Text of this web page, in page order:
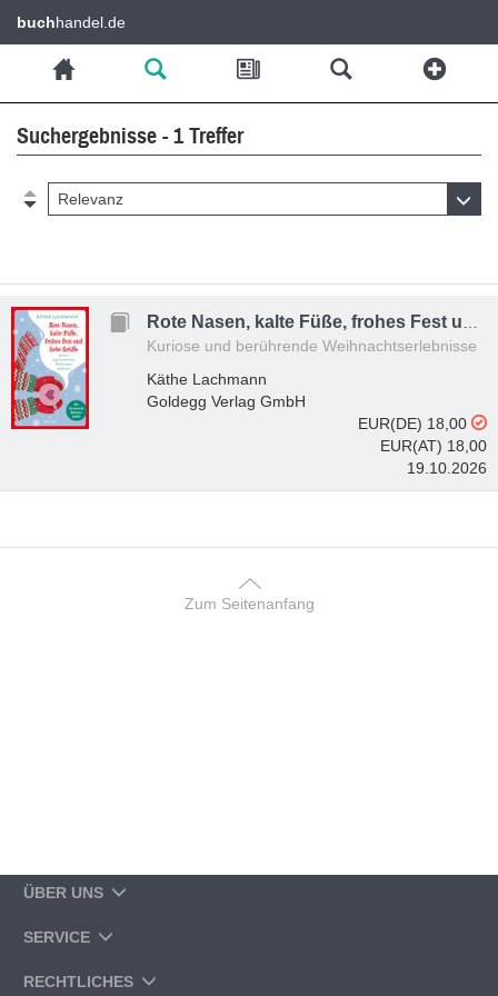
buchhandel.de
Suchergebnisse - 1 Treffer
Relevanz
Kuriose und berührende Weihnachtserlebnisse
Käthe Lachmann
Goldegg Verlag GmbH
EUR(DE) 18,00
EUR(AT) 18,00
19.10.2026
Zum Seitenanfang
ÜBER UNS
SERVICE
RECHTLICHES